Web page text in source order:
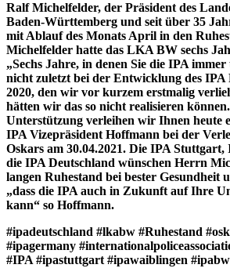
Ralf Michelfelder, der Präsident des
Baden-Württemberg und seit über 35
mit Ablauf des Monats April in den
Michelfelder hatte das LKA BW sechs
„Sechs Jahre, in denen Sie die IPA
nicht zuletzt bei der Entwicklung des IPA
2020, den wir vor kurzem erstmalig
hätten wir das so nicht realisieren
Unterstützung verleihen wir Ihnen heute
IPA Vizepräsident Hoffmann bei der
Oskars am 30.04.2021. Die IPA
die IPA Deutschland wünschen Herrn
langen Ruhestand bei bester Gesundheit
„dass die IPA auch in Zukunft auf Ihre
kann“ so Hoffmann.
#ipadeutschland #lkabw #Ruhestand
#ipagermany
#IPA #ipastuttgart #ipawaiblingen #ipabw